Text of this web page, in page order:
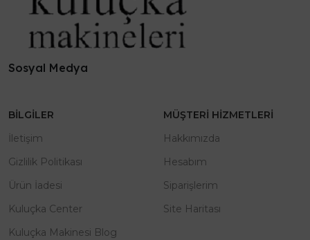
Sosyal Medya
BILGILER
İletişim
Gizlilik Politikası
Ürün İadesi
Kuluçka Center
Kuluçka Makinesi Blog
MÜŞTERI HIZMETLERI
Hakkımızda
Hesabım
Siparişlerim
Site Haritası